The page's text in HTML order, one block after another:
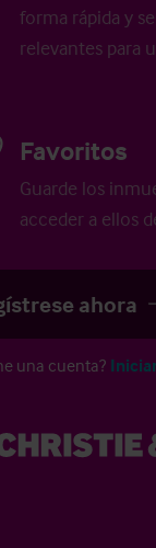
forma rápida y
relevantes para
Favoritos
Guarde los
acceder a ellos
ahora
una cuenta?